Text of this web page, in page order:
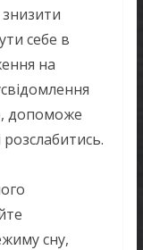
себе в
на
допоможе
сну,